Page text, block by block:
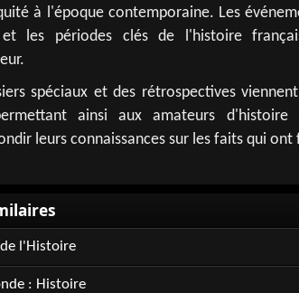
à l'époque contemporaine. Les
et les périodes clés de l'histoire
spéciaux et des rétrospectives
ainsi aux amateurs
leurs connaissances sur les faits qui
l'Histoire
: Histoire